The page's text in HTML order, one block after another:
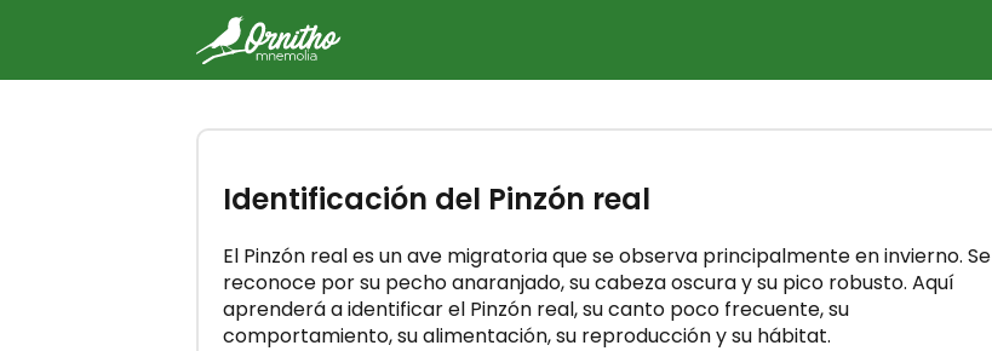
Identificación del Pinzón real
El Pinzón real es un ave migratoria que se observa principalmente en invierno. Se
reconoce por su pecho anaranjado, su cabeza oscura y su pico robusto. Aquí
aprenderá a identificar el Pinzón real, su canto poco frecuente, su
comportamiento, su alimentación, su reproducción y su hábitat.
Mnemolia
pocos minutos al día.